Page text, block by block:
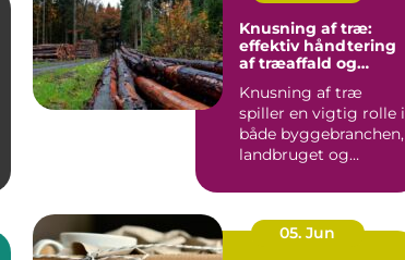
Knusning af træ:
effektiv håndtering
af træaffald og
Knusning af træ
spiller en vigtig rolle i
både byggebranchen,
landbruget og
05. Jun